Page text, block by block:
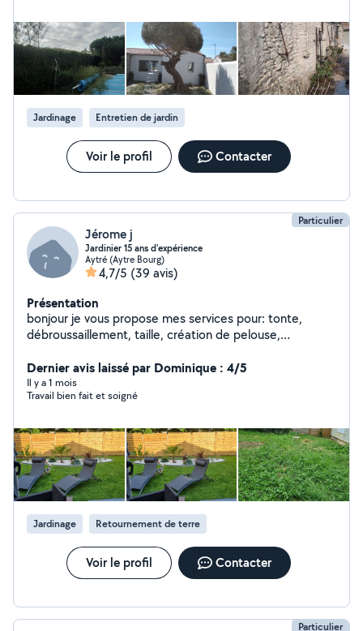
Jardinage Entretien de jardin
Voir le profil Contacter
Particulier
Jérome j
Jardinier 15 ans d'expérience
Aytré (Aytre Bourg)
4,7/5 (39 avis)
Présentation
bonjour je vous propose mes services pour: tonte,
débroussaillement, taille, création de pelouse,
le matériel nécessaire et plus de 15 ans d'expérience
dans le metier. N'hésitez pas à me contacter pour plus
Dernier avis laissé par Dominique : 4/5
Il y a 1 mois
Travail bien fait et soigné
Jardinage Retournement de terre
Voir le profil Contacter
Particulier